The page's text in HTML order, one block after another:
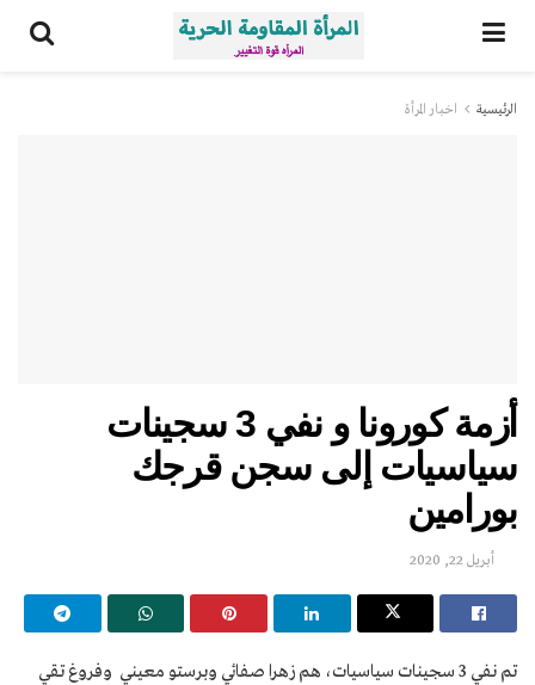
الرئيسية اخبار المرأة
أزمة كورونا و نفي 3 سجينات
سياسيات إلى سجن قرجك
بورامين
أبريل 22, 2020
تم نفي 3 سجينات سياسيات، هم زهرا صفائي وبرستو معيني وفروغ تقي